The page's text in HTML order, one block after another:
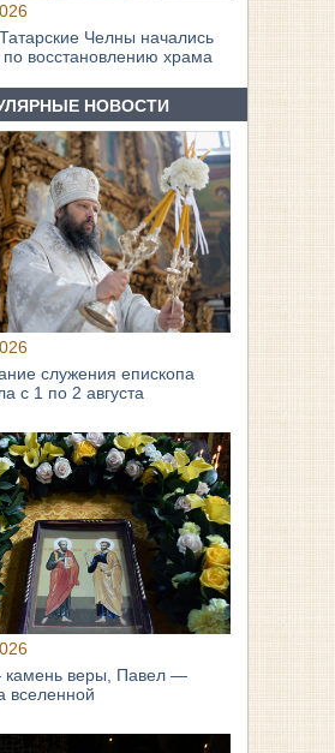
Челны начались
восстановлению храма
НОВОСТИ
служения епископа
с 1 по 2 августа
веры, Павел —
вселенной